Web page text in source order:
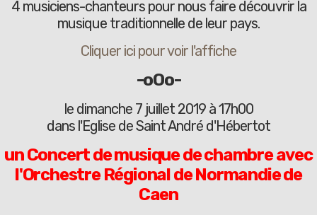
4 musiciens-chanteurs pour nous faire découvrir la
musique traditionnelle de leur pays.
Cliquer ici pour voir l'affiche
-oOo-
le dimanche 7 juillet 2019 à 17h00
dans l'Eglise de Saint André d'Hébertot
un Concert de musique de chambreavec
l'Orchestre Régional de Normandie de
Caen